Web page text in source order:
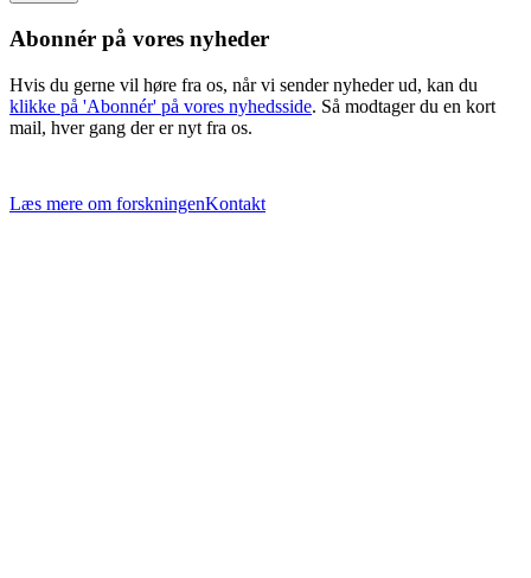
Abonnér på vores nyheder
Hvis du gerne vil høre fra os, når vi sender nyheder ud, kan du
klikke på 'Abonnér' på vores nyhedsside. Så modtager du en kort
mail, hver gang der er nyt fra os.
Læs mere om forskningenKontakt